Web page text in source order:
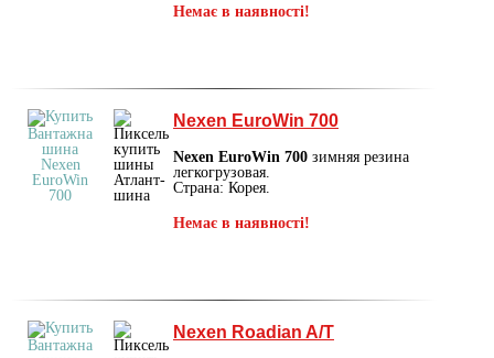
Немає в наявності!
Nexen EuroWin 700
Nexen EuroWin 700 зимняя резина
легкогрузовая.
Страна: Корея.
Немає в наявності!
Nexen Roadian A/T